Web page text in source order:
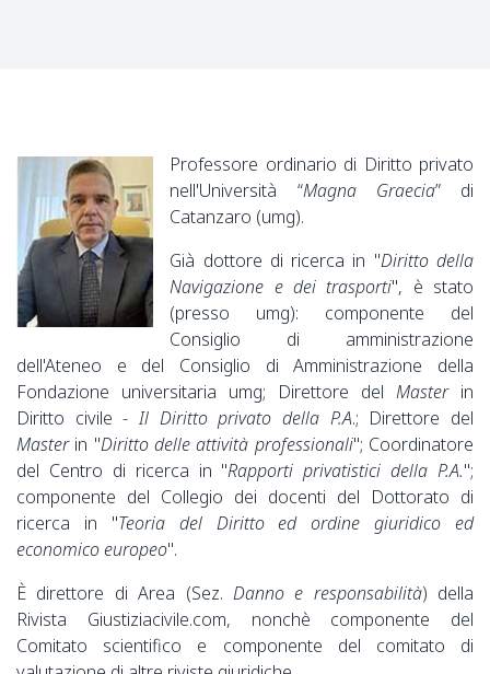
Professore ordinario di Diritto privato
nell'Università “Magna Graecia” di
Catanzaro (umg).
Già dottore di ricerca in "Diritto della
Navigazione e dei trasporti", è stato
(presso umg): componente del
Consiglio di amministrazione
dell'Ateneo e del Consiglio di Amministrazione della
Fondazione universitaria umg; Direttore del Masterin
Diritto civile - Il Diritto privato della P.A.; Direttore del
Masterin "Diritto delle attività professionali"; Coordinatore
del Centro di ricerca in "Rapporti privatistici della P.A.";
componente del Collegio dei docenti del Dottorato di
ricerca in "Teoria del Diritto ed ordine giuridico ed
economico europeo".
È direttore di Area (Sez. Danno e responsabilità) della
Rivista Giustiziacivile.com, nonchè componente del
Comitato scientifico e componente del comitato di